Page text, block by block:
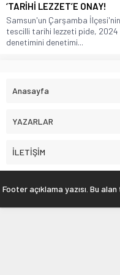
‘TARİHİ LEZZET’E ONAY!
Samsun'un Çarşamba İlçesi'nin
tescilli tarihi lezzeti pide, 2024
denetimini denetimi...
Anasayfa
YAZARLAR
İLETİŞİM
Footer açıklama yazısı. Bu